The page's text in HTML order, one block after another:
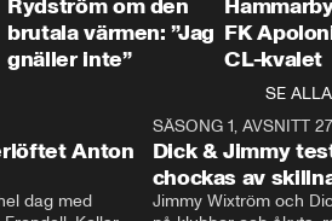
Rydström om den
brutala värmen: ”Jag
gnäller inte”
FK
CL-kvalet
SE ALLA
Anton
dag med
SÄSONG 1, AVSNITT 27
Dick & Jimmy
chockas av
Jimmy Wixtröm och